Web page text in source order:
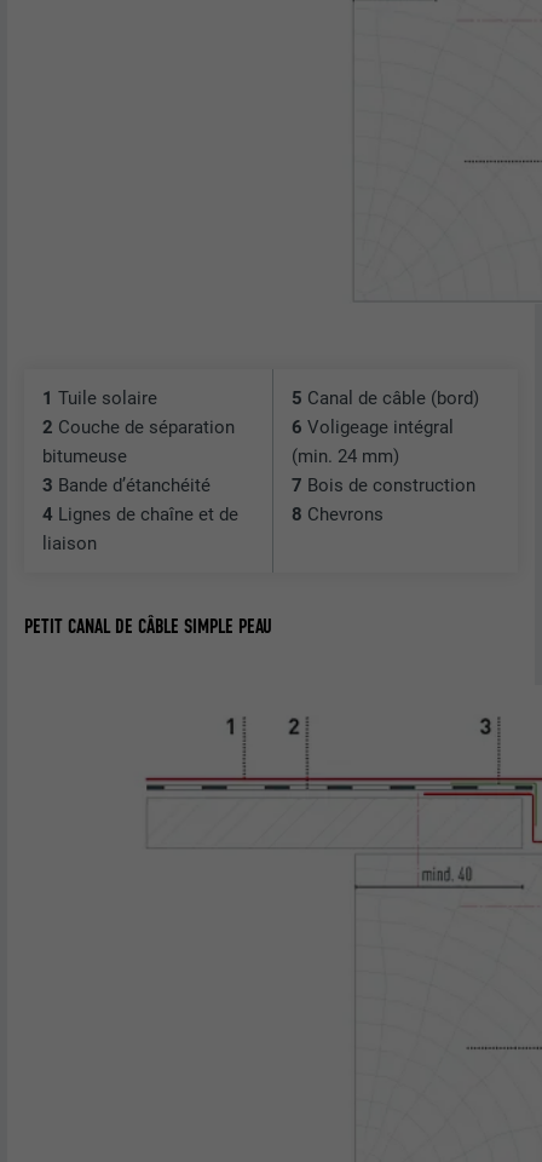
1 Tuile solaire
2 Couche de séparation
bitumeuse
3 Bande d’étanchéité
4 Lignes de chaîne et de
liaison
5 Canal de câble (bord)
6 Voligeage intégral
(min. 24 mm)
7 Bois de construction
8 Chevrons
PETIT CANAL DE CÂBLE SIMPLE PEAU